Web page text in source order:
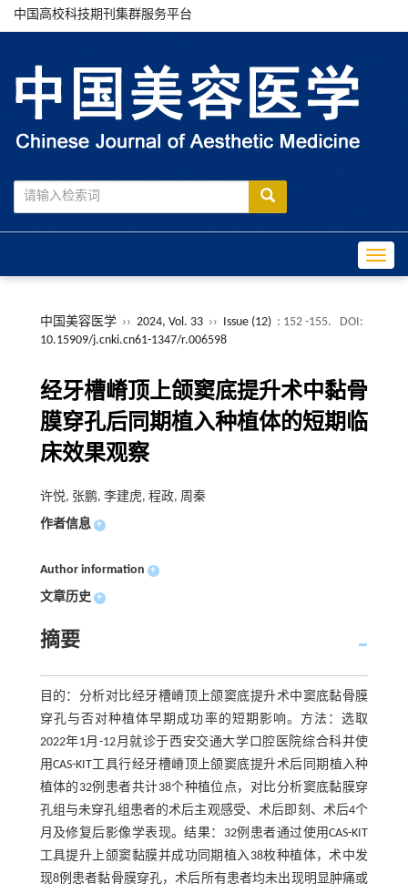
中国高校科技期刊集群服务平台
中国美容医学 ›› 2024, Vol. 33 ›› Issue (12) : 152 -155.
DOI:
10.15909/j.cnki.cn61-1347/r.006598
经牙槽嵴顶上颌窦底提升术中黏骨
膜穿孔后同期植入种植体的短期临
床效果观察
许悦, 张鹏, 李建虎, 程政, 周秦
作者信息 +
Author information +
文章历史 +
摘要
目的：分析对比经牙槽嵴顶上颌窦底提升术中窦底黏骨膜
穿孔与否对种植体早期成功率的短期影响。方法：选取
2022年1月-12月就诊于西安交通大学口腔医院综合科并使
用CAS-KIT工具行经牙槽嵴顶上颌窦底提升术后同期植入种
植体的32例患者共计38个种植位点，对比分析窦底黏膜穿
孔组与未穿孔组患者的术后主观感受、术后即刻、术后4个
月及修复后影像学表现。结果：32例患者通过使用CAS-KIT
工具提升上颌窦黏膜并成功同期植入38枚种植体，术中发
现8例患者黏骨膜穿孔，术后所有患者均未出现明显肿痛或